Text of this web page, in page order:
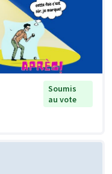
Soumis
au vote